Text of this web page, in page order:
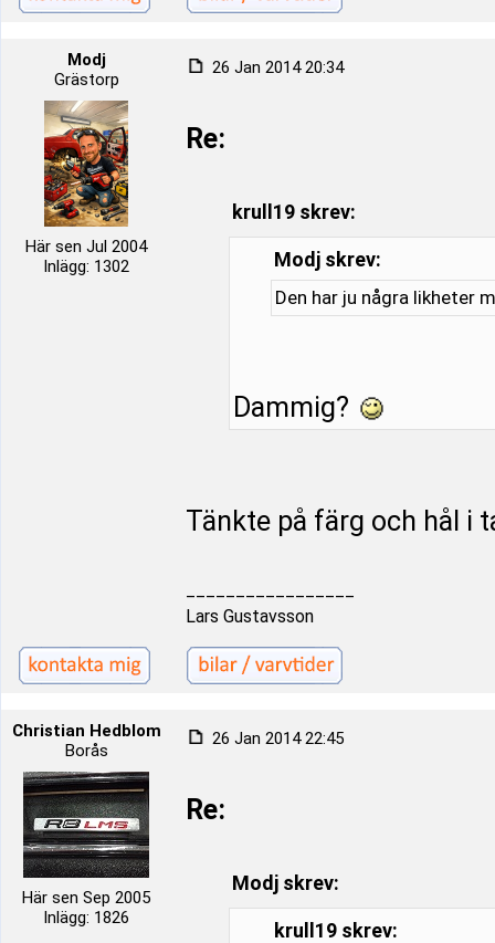
Modj
Grästorp
Här sen Jul 2004
Inlägg: 1302
26 Jan 2014 20:34
Re:
krull19 skrev:
Modj skrev:
Den har ju några likheter
Dammig?
Tänkte på färg och hål i
Lars Gustavsson
Christian Hedblom
Borås
Här sen Sep 2005
Inlägg: 1826
26 Jan 2014 22:45
Re:
Modj skrev:
krull19 skrev: